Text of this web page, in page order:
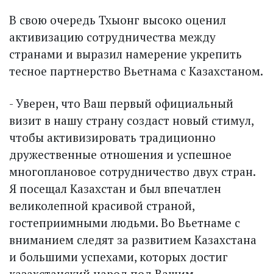
В свою очередь Тхыонг высоко оценил
активизацию сотрудничества между
странами и выразил намерение укрепить
тесное парт­нерство Вьетнама с Казахстаном.
- Уверен, что Ваш первый официальный
визит в нашу страну создаст новый стимул,
чтобы активизировать традиционно
дружественные отношения и успешное
многоплановое сотрудничество двух стран.
Я посещал Казахстан и был впечатлен
великолепной красивой страной,
гостеприимными людьми. Во Вьетнаме с
вниманием следят за развитием Казахстана
и большими успехами, которых достиг